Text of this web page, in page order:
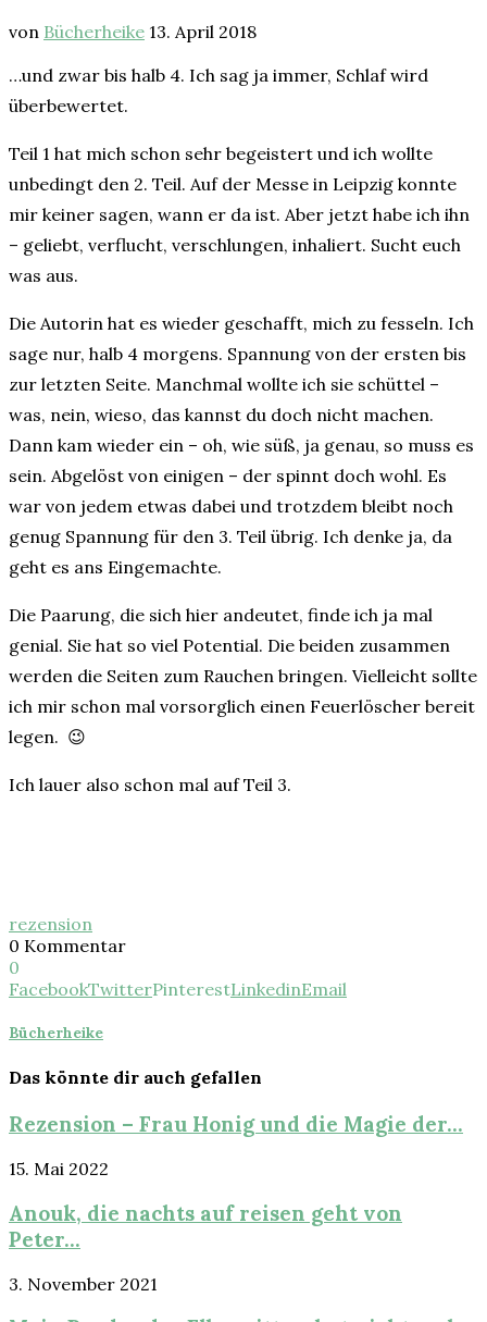
von Bücherheike 13. April 2018
…und zwar bis halb 4. Ich sag ja immer, Schlaf wird
überbewertet.
Teil 1 hat mich schon sehr begeistert und ich wollte
unbedingt den 2. Teil. Auf der Messe in Leipzig konnte
mir keiner sagen, wann er da ist. Aber jetzt habe ich ihn
– geliebt, verflucht, verschlungen, inhaliert. Sucht euch
was aus.
Die Autorin hat es wieder geschafft, mich zu fesseln. Ich
sage nur, halb 4 morgens. Spannung von der ersten bis
zur letzten Seite. Manchmal wollte ich sie schüttel –
was, nein, wieso, das kannst du doch nicht machen.
Dann kam wieder ein – oh, wie süß, ja genau, so muss es
sein. Abgelöst von einigen – der spinnt doch wohl. Es
war von jedem etwas dabei und trotzdem bleibt noch
genug Spannung für den 3. Teil übrig. Ich denke ja, da
geht es ans Eingemachte.
Die Paarung, die sich hier andeutet, finde ich ja mal
genial. Sie hat so viel Potential. Die beiden zusammen
werden die Seiten zum Rauchen bringen. Vielleicht sollte
ich mir schon mal vorsorglich einen Feuerlöscher bereit
legen. 😉
Ich lauer also schon mal auf Teil 3.
rezension
0 Kommentar
0
FacebookTwitterPinterestLinkedinEmail
Bücherheike
Das könnte dir auch gefallen
Rezension – Frau Honig und die Magie der...
15. Mai 2022
Anouk, die nachts auf reisen geht von
Peter...
3. November 2021